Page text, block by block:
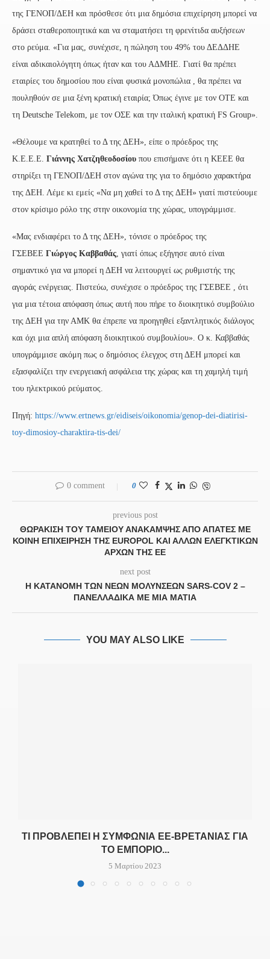
της ΓΕΝΟΠ/ΔΕΗ και πρόσθεσε ότι μια δημόσια επιχείρηση μπορεί να
δράσει σταθεροποιητικά και να σταματήσει τη φρενίτιδα αυξήσεων
στο ρεύμα. «Για μας, συνέχισε, η πώληση του 49% του ΔΕΔΔΗΕ
είναι αδικαιολόγητη όπως ήταν και του ΑΔΜΗΕ. Γιατί θα πρέπει
εταιρίες του δημοσίου που είναι φυσικά μονοπώλια , θα πρέπει να
πουληθούν σε μια ξένη κρατική εταιρία; Όπως έγινε με τον ΟΤΕ και
τη Deutsche Telekom, με τον ΟΣΕ και την ιταλική κρατική FS Group».
«Θέλουμε να κρατηθεί το Δ της ΔΕΗ», είπε ο πρόεδρος της
Κ.Ε.Ε.Ε. Γιάννης Χατζηθεοδοσίου που επισήμανε ότι η ΚΕΕΕ θα
στηρίξει τη ΓΕΝΟΠ/ΔΕΗ στον αγώνα της για το δημόσιο χαρακτήρα
της ΔΕΗ. Λέμε κι εμείς «Να μη χαθεί το Δ της ΔΕΗ» γιατί πιστεύουμε
στον κρίσιμο ρόλο της στην οικονομία της χώρας, υπογράμμισε.
«Μας ενδιαφέρει το Δ της ΔΕΗ», τόνισε ο πρόεδρος της
ΓΣΕΒΕΕ Γιώργος Καββαθάς, γιατί όπως εξήγησε αυτό είναι
σημαντικό για να μπορεί η ΔΕΗ να λειτουργεί ως ρυθμιστής της
αγοράς ενέργειας. Πιστεύω, συνέχισε ο πρόεδρος της ΓΣΕΒΕΕ , ότι
για μια τέτοια απόφαση όπως αυτή που πήρε το διοικητικό συμβούλιο
της ΔΕΗ για την ΑΜΚ θα έπρεπε να προηγηθεί εξαντλητικός διάλογος
και όχι μια απλή απόφαση διοικητικού συμβουλίου». Ο κ. Καββαθάς
υπογράμμισε ακόμη πως ο δημόσιος έλεγχος στη ΔΕΗ μπορεί και
εξασφαλίζει την ενεργειακή ασφάλεια της χώρας και τη χαμηλή τιμή
του ηλεκτρικού ρεύματος.
Πηγή: https://www.ertnews.gr/eidiseis/oikonomia/genop-dei-diatirisi-
toy-dimosioy-charaktira-tis-dei/
0 comment 0
previous post
ΘΩΡΆΚΙΣΗ ΤΟΥ ΤΑΜΕΊΟΥ ΑΝΆΚΑΜΨΗΣ ΑΠΌ ΑΠΆΤΕΣ ΜΕ
ΚΟΙΝΉ ΕΠΙΧΕΊΡΗΣΗ ΤΗΣ EUROPOL ΚΑΙ ΆΛΛΩΝ ΕΛΕΓΚΤΙΚΏΝ
ΑΡΧΏΝ ΤΗΣ ΕΕ
next post
Η ΚΑΤΑΝΟΜΉ ΤΩΝ ΝΈΩΝ ΜΟΛΎΝΣΕΩΝ SARS-COV 2 –
ΠΑΝΕΛΛΑΔΙΚΆ ΜΕ ΜΙΑ ΜΑΤΙΆ
YOU MAY ALSO LIKE
ΤΙ ΠΡΟΒΛΈΠΕΙ Η ΣΥΜΦΩΝΊΑ ΕΕ-ΒΡΕΤΑΝΊΑΣ ΓΙΑ
ΤΟ ΕΜΠΌΡΙΟ...
5 Μαρτίου 2023